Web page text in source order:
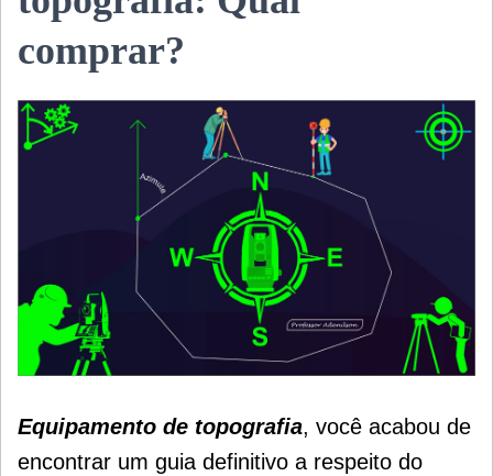
comprar?
Equipamento de topografia, você acabou de
encontrar um guia definitivo a respeito do